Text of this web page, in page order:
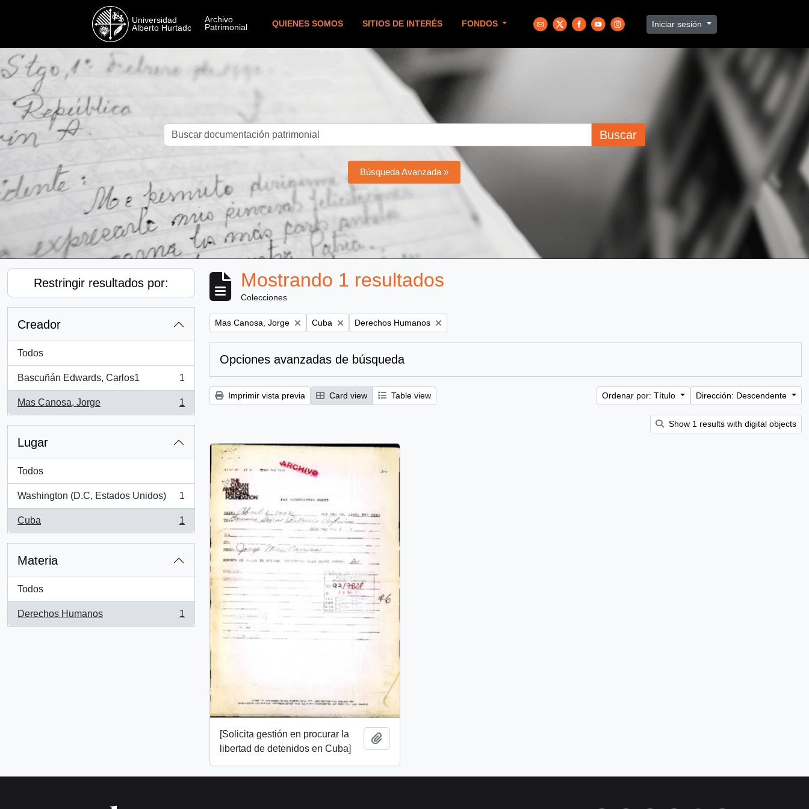
QUIENES SOMOS SITIOS DE INTERÉS FONDOS Iniciar sesión
Buscar
Búsqueda Avanzada »
Restringir resultados por:
Creador
Todos
Bascuñán Edwards, Carlos1
, 1 resultados
1
Mas Canosa, Jorge
, 1 resultados
1
Lugar
Todos
Washington (D.C, Estados Unidos)
, 1 resultados
1
Cuba
, 1 resultados
1
Materia
Todos
Derechos Humanos
, 1 resultados
1
Mostrando 1 resultados
Colecciones
Remove filter:
Mas Canosa, Jorge Remove filter:
Cuba Remove filter:
Derechos Humanos
Opciones avanzadas de búsqueda
Imprimir vista previa Card view Table view Ordenar por: Título Dirección: Descendente
Show 1 results with digital objects
[Solicita gestión en procurar la
libertad de detenidos en Cuba]